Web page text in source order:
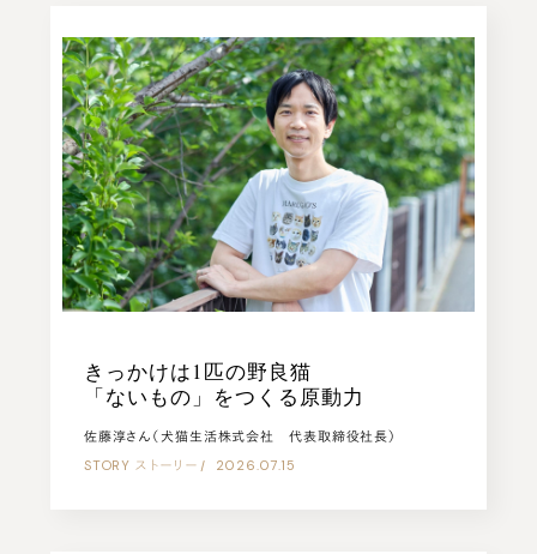
STORY ストーリー | 2026.07.15
きっかけは1匹の野良猫
「ないもの」をつくる原動力
佐藤淳さん（犬猫生活株式会社 代表取締役社長）